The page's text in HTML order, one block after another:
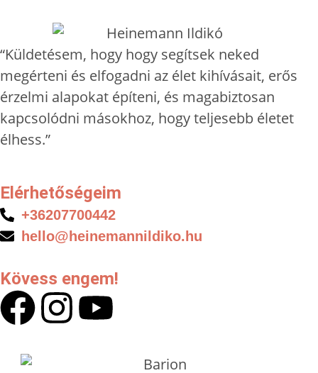
“Küldetésem, hogy hogy segítsek neked
megérteni és elfogadni az élet kihívásait, erős
érzelmi alapokat építeni, és magabiztosan
kapcsolódni másokhoz, hogy teljesebb életet
élhess.”
Elérhetőségeim
+36207700442
hello@heinemannildiko.hu
Kövess engem!